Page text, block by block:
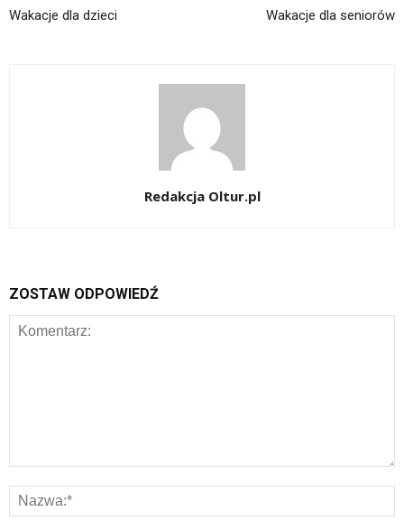
Wakacje dla dzieci Wakacje dla seniorów
Redakcja Oltur.pl
ZOSTAW ODPOWIEDŹ